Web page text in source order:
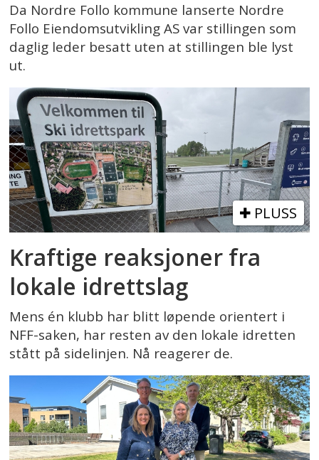
Da Nordre Follo kommune lanserte Nordre
Follo Eiendomsutvikling AS var stillingen som
daglig leder besatt uten at stillingen ble lyst
ut.
PLUSS
Kraftige reaksjoner fra
lokale idrettslag
Mens én klubb har blitt løpende orientert i
NFF-saken, har resten av den lokale idretten
stått på sidelinjen. Nå reagerer de.